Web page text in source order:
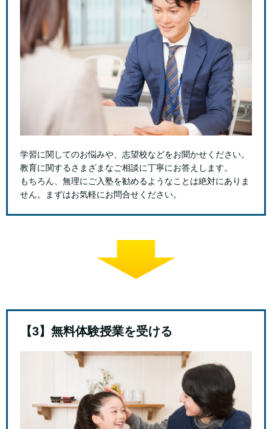
学習に関してのお悩みや、志望校などをお聞かせください。
教育に関するさまざまなご相談に丁寧にお答えします。
もちろん、無理にご入塾を勧めるようなことは絶対にありま
せん。まずはお気軽にお問合せください。
【3】無料体験授業を受ける